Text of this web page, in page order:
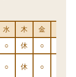
水 木 金
○ 休 ○
○ 休 ○